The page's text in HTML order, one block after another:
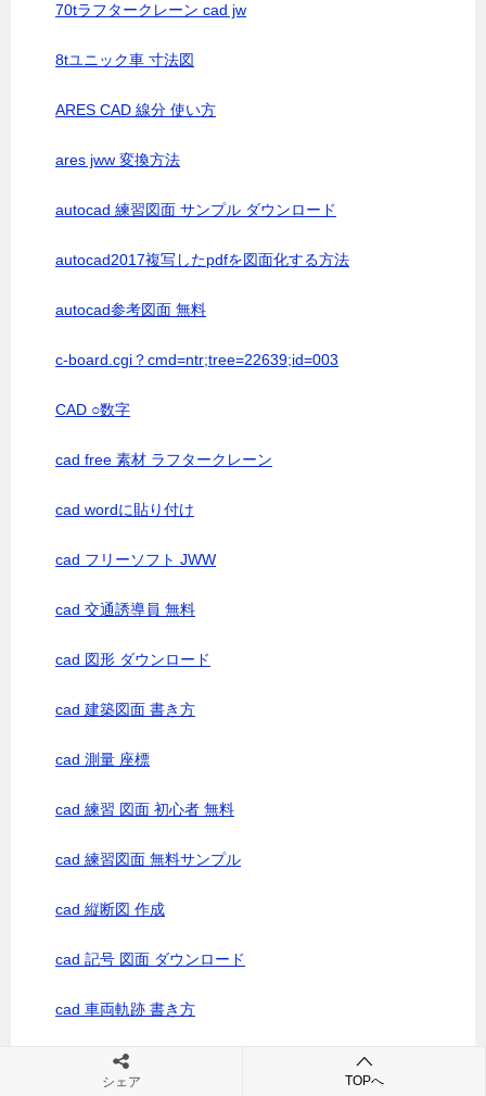
70tラフタークレーン cad jw
8tユニック車 寸法図
ARES CAD 線分 使い方
ares jww 変換方法
autocad 練習図面 サンプル ダウンロード
autocad2017複写したpdfを図面化する方法
autocad参考図面 無料
c-board.cgi？cmd=ntr;tree=22639;id=003
CAD ○数字
cad free 素材 ラフタークレーン
cad wordに貼り付け
cad フリーソフト JWW
cad 交通誘導員 無料
cad 図形 ダウンロード
cad 建築図面 書き方
cad 測量 座標
cad 練習 図面 初心者 無料
cad 練習図面 無料サンプル
cad 縦断図 作成
cad 記号 図面 ダウンロード
cad 車両軌跡 書き方
cad 重機 フリー
シェア TOPへ